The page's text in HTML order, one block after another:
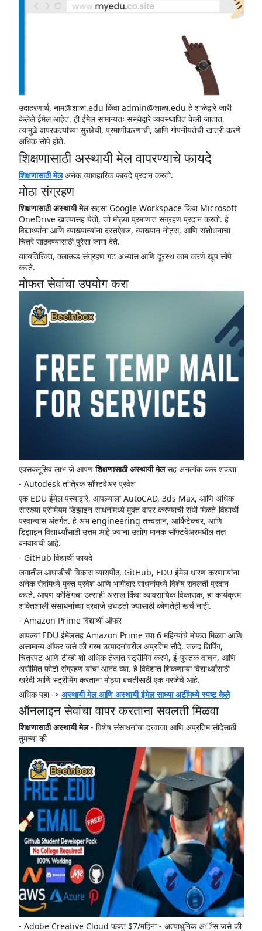
उदाहरणार्थ, नाम@शाळा.edu किंवा admin@शाळा.edu हे शाळेद्वारे जारी
केलेले ईमेल आहेत. ही ईमेल सामान्यतः संस्थेद्वारे व्यवस्थापित केली जातात,
त्यामुळे वापरकर्त्यांच्या सुरक्षेची, प्रमाणीकरणाची, आणि गोपनीयतेची खात्री करणे
अधिक सोपे होते.
शिक्षणासाठी अस्थायी मेल वापरण्याचे फायदे
शिक्षणासाठी मेलअनेक व्यावहारिक फायदे प्रदान करतो.
मोठा संग्रहण
शिक्षणासाठी अस्थायी मेलसहसा Google Workspace किंवा Microsoft
OneDrive खात्यासह येतो, जो मोठ्या प्रमाणात संग्रहण प्रदान करतो. हे
विद्यार्थ्यांना आणि व्याख्यात्यांना दस्तऐवज, व्याख्यान नोट्स, आणि संशोधनाचा
चित्रे साठवण्यासाठी पुरेसा जागा देते.
याव्यतिरिक्त, क्लाऊड संग्रहण गट अभ्यास आणि दूरस्थ काम करणे खूप सोपे
करते.
मोफत सेवांचा उपयोग करा
एक्सक्लूसिव लाभ जे आपणशिक्षणासाठी अस्थायी मेलसह अनलॉक करू शकता
- Autodesk तांत्रिक सॉफ्टवेअर प्रवेश
एक EDU ईमेल पत्त्याद्वारे, आपल्याला AutoCAD, 3ds Max, आणि अधिक
सारख्या प्रीमियम डिझाइन साधनांमध्ये मुक्त वापर करण्याची संधी मिळते-विद्यार्थी
परवान्यास अंतर्गत. हे अभ engineering तत्त्वज्ञान, आर्किटेक्चर, आणि
डिझाइन विद्यार्थ्यांसाठी उत्तम आहे ज्यांना उद्योग मानक सॉफ्टवेअरमधील तज्ञ
बनवायची आहे.
- GitHub विद्यार्थी फायदे
जगातील आघाडीची विकास व्यासपीठ, GitHub, EDU ईमेल धारण करणाऱ्यांना
अनेक सेवांमध्ये मुक्त प्रवेश आणि भागीदार साधनांमध्ये विशेष सवलती प्रदान
करते. आपण कोडिंगचा उत्साही असाल किंवा व्यावसायिक विकासक, हा कार्यक्रम
शक्तिशाली संसाधनांच्या दरवाजे उघडतो ज्यासाठी कोणतेही खर्च नाही.
- Amazon Prime विद्यार्थी ऑफर
आपल्या EDU ईमेलसह Amazon Prime च्या 6 महिन्यांचे मोफत मिळवा आणि
असामान्य ऑफर जसे की गरम उत्पादनांवरील अप्रतिम सौदे, जलद शिपिंग,
चित्रपट आणि टीव्ही शो अधिक तेजात स्ट्रीमिंग करणे, ई-पुस्तक वाचन, आणि
असीमित फोटो संग्रहण यांचा आनंद घ्या. हे विदेशात शिकणाऱ्या विद्यार्थ्यांसाठी
खरेदी आणि स्ट्रीमिंग करताना मोठ्या बचतीसाठी एक गरजेचे आहे.
अधिक पहा -> अस्थायी मेल आणि अस्थायी ईमेल साध्या अटींमध्ये स्पष्ट केले
ऑनलाइन सेवांचा वापर करताना सवलती मिळवा
शिक्षणासाठी अस्थायी मेल- विशेष संसाधनांचा दरवाजा आणि अप्रतिम सौदेसाठी
तुमच्या की
- Adobe Creative Cloud फक्त $7/महिना - अत्याधुनिक अॅप्स जसे की